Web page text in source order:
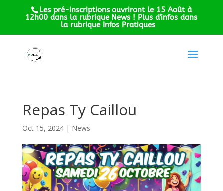
Les pré-inscriptions ouvriront le 15 Août à
12h00 dans la rubrique News ! Plus d'infos dans
la rubrique Infos Pratiques
Repas Ty Caillou
Oct 15, 2024| News